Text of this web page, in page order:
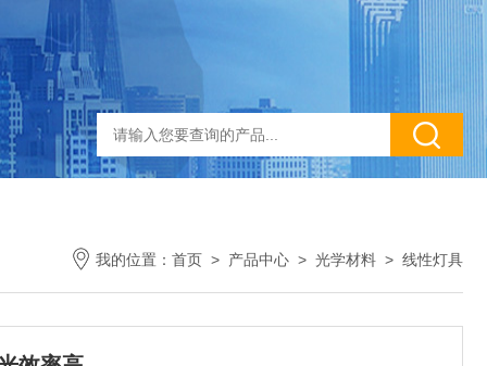
我的位置： 首页 > 产品中心 > 光学材料 > 线性灯具